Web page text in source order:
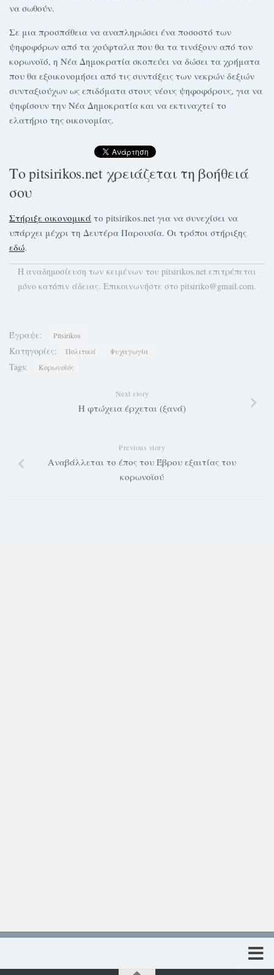
να σωθούν.
Σε μια προσπάθεια να αναπληρώσει ένα ποσοστό των
ψηφοφόρων από τα χούφταλα που θα τα τινάξουν από τον
κορωνοϊό, η Νέα Δημοκρατία σκοπεύει να δώσει τα χρήματα
που θα εξοικονομήσει από τις συντάξεις των νεκρών δεξιών
συνταξιούχων ως επιδόματα στους νέους ψηφοφόρους, για να
ψηφίσουν την Νέα Δημοκρατία και να εκτιναχτεί το
ελατήριο της οικονομίας.
Το pitsirikos.net χρειάζεται τη βοήθειά
σου
Στήριξε οικονομικά το pitsirikos.net για να συνεχίσει να
υπάρχει μέχρι τη Δευτέρα Παρουσία. Οι τρόποι στήριξης
εδώ.
H αναδημοσίευση των κειμένων του pitsirikos.net επιτρέπεται
μόνο κατόπιν άδειας. Επικοινωνήστε στο pitsiriko@gmail.com.
Έγραψε: Pitsirikos
Κατηγορίες: Πολιτικά Ψυχαγωγία
Tags: Κορωνοϊός
Next story
Η φτώχεια έρχεται (ξανά)
Previous story
Αναβάλλεται το έπος του Έβρου εξαιτίας του
κορωνοϊού